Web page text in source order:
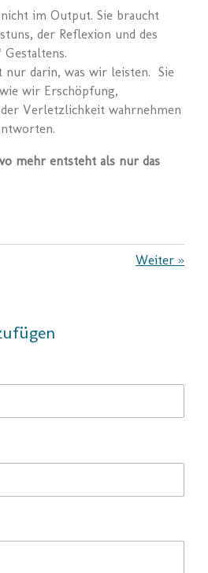
im Output. Sie braucht
der Reflexion und des
Gestaltens.
nur darin, was wir leisten. Sie
wir Erschöpfung,
Verletzlichkeit wahrnehmen
mehr entsteht als nur das
Weiter »